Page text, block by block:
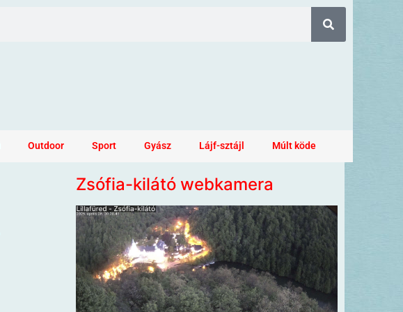
Outdoor Sport Gyász Lájf-sztájl Múlt köde
Zsófia-kilátó webkamera